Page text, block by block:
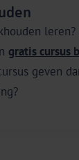
leren?
gratis cursus
geven